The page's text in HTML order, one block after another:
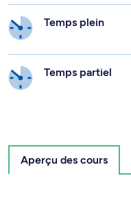
Temps plein
Temps partiel
Aperçu des cours